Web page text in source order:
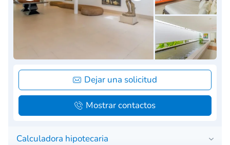
Calculadora hipotecaria
Dejar una solicitud
Mostrar contactos